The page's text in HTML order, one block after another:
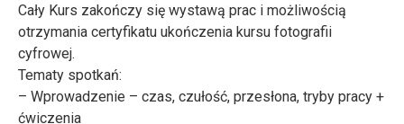
Cały Kurs zakończy się wystawą prac i możliwością
otrzymania certyfikatu ukończenia kursu fotografii
cyfrowej.
Tematy spotkań:
– Wprowadzenie – czas, czułość, przesłona, tryby pracy +
ćwiczenia